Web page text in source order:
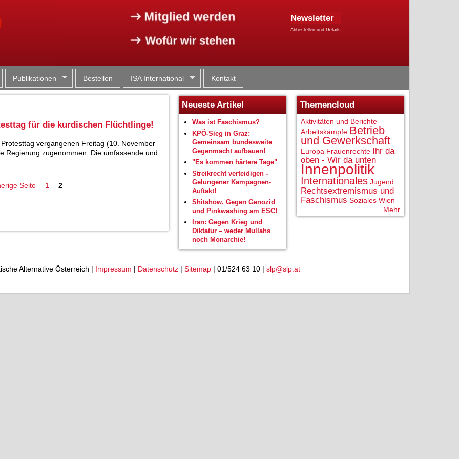
Newsletter
Abbestellen und Details
Publikationen Bestellen ISA International Kontakt
für die kurdischen Flüchtlinge!
vergangenen Freitag (10. November
Regierung zugenommen. Die umfassende und
Seite 1 2
Neueste Artikel
Was ist Faschismus?
KPÖ-Sieg in Graz:
Gemeinsam bundesweite
Gegenmacht aufbauen!
"Es kommen härtere Tage"
Streikrecht verteidigen -
Gelungener Kampagnen-
Auftakt!
Shitshow. Gegen Genozid
und Pinkwashing am ESC!
Iran: Gegen Krieg und
Diktatur – weder Mullahs
noch Monarchie!
Themencloud
Aktivitäten und Berichte
Arbeitskämpfe Betrieb
und Gewerkschaft
Europa Frauenrechte Ihr da
oben - Wir da unten
Innenpolitik
Internationales Jugend
Rechtsextremismus und
Faschismus Soziales Wien
Mehr
Alternative Österreich | Impressum | Datenschutz | Sitemap | 01/524 63 10 | slp@slp.at